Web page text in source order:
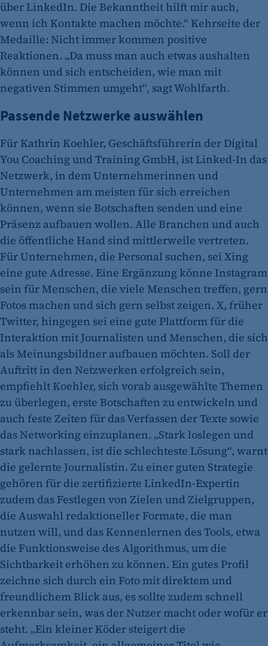
über LinkedIn. Die Bekanntheit hilft mir auch,
wenn ich Kontakte machen möchte.“ Kehrseite der
Medaille: Nicht immer kommen positive
Reaktionen. „Da muss man auch etwas aushalten
können und sich entscheiden, wie man mit
negativen Stimmen umgeht“, sagt Wohlfarth.
Passende Netzwerke auswählen
Für Kathrin Koehler, Geschäftsführerin der Digital
You Coaching und Training GmbH, ist Linked-In das
Netzwerk, in dem Unternehmerinnen und
Unternehmen am meisten für sich erreichen
können, wenn sie Botschaften senden und eine
Präsenz aufbauen wollen. Alle Branchen und auch
die öffentliche Hand sind mittlerweile vertreten.
Für Unternehmen, die Personal suchen, sei Xing
eine gute Adresse. Eine Ergänzung könne Instagram
sein für Menschen, die viele Menschen treffen, gern
Fotos machen und sich gern selbst zeigen. X, früher
Twitter, hingegen sei eine gute Plattform für die
Interaktion mit Journalisten und Menschen, die sich
als Meinungsbildner aufbauen möchten. Soll der
Auftritt in den Netzwerken erfolgreich sein,
empfiehlt Koehler, sich vorab ausgewählte Themen
zu überlegen, erste Botschaften zu entwickeln und
auch feste Zeiten für das Verfassen der Texte sowie
das Networking einzuplanen. „Stark loslegen und
stark nachlassen, ist die schlechteste Lösung“, warnt
die gelernte Journalistin. Zu einer guten Strategie
gehören für die zertifizierte LinkedIn-Expertin
zudem das Festlegen von Zielen und Zielgruppen,
die Auswahl redaktioneller Formate, die man
nutzen will, und das Kennenlernen des Tools, etwa
die Funktionsweise des Algorithmus, um die
Sichtbarkeit erhöhen zu können. Ein gutes Profil
zeichne sich durch ein Foto mit direktem und
freundlichem Blick aus, es sollte zudem schnell
erkennbar sein, was der Nutzer macht oder wofür er
steht. „Ein kleiner Köder steigert die